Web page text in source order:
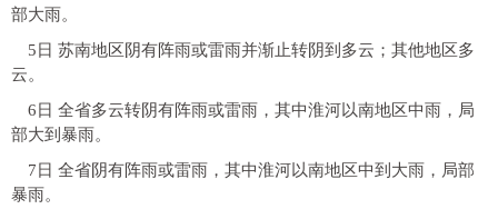
部大雨。
5日 苏南地区阴有阵雨或雷雨并渐止转阴到多云；其他地区多
云。
6日 全省多云转阴有阵雨或雷雨，其中淮河以南地区中雨，局
部大到暴雨。
7日 全省阴有阵雨或雷雨，其中淮河以南地区中到大雨，局部
暴雨。